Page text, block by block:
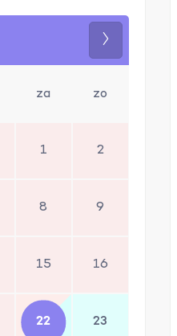
za zo
1 2
8 9
15 16
22 23